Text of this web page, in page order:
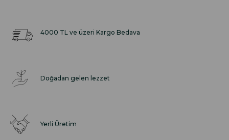
4000 TL ve üzeri Kargo Bedava
Doğadan gelen lezzet
Yerli Üretim